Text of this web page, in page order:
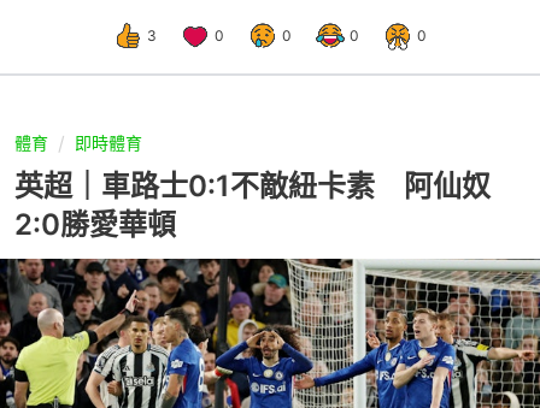
3 0 0 0 0
體育 即時體育
英超｜車路士0:1不敵紐卡素 阿仙奴
2:0勝愛華頓